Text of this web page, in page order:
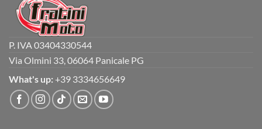
P. IVA 03404330544
Via Olmini 33, 06064 Panicale PG
What's up: +39 3334656649